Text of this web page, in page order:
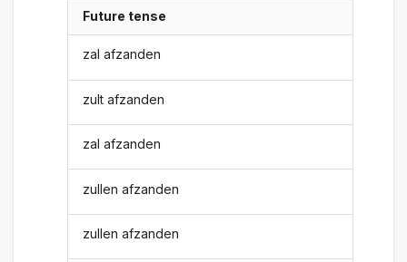
Future tense
zal afzanden
zult afzanden
zal afzanden
zullen afzanden
zullen afzanden